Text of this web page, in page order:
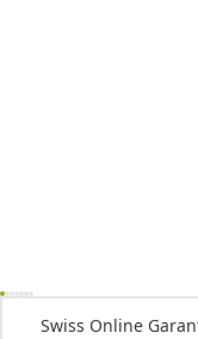
Swiss Online